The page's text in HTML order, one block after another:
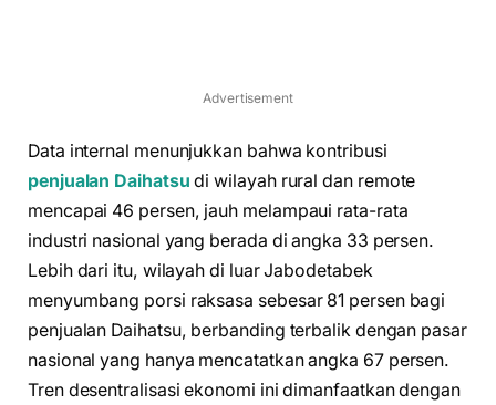
Advertisement
Data internal menunjukkan bahwa kontribusi
penjualan Daihatsu di wilayah rural dan remote
mencapai 46 persen, jauh melampaui rata-rata
industri nasional yang berada di angka 33 persen.
Lebih dari itu, wilayah di luar Jabodetabek
menyumbang porsi raksasa sebesar 81 persen bagi
penjualan Daihatsu, berbanding terbalik dengan pasar
nasional yang hanya mencatatkan angka 67 persen.
Tren desentralisasi ekonomi ini dimanfaatkan dengan